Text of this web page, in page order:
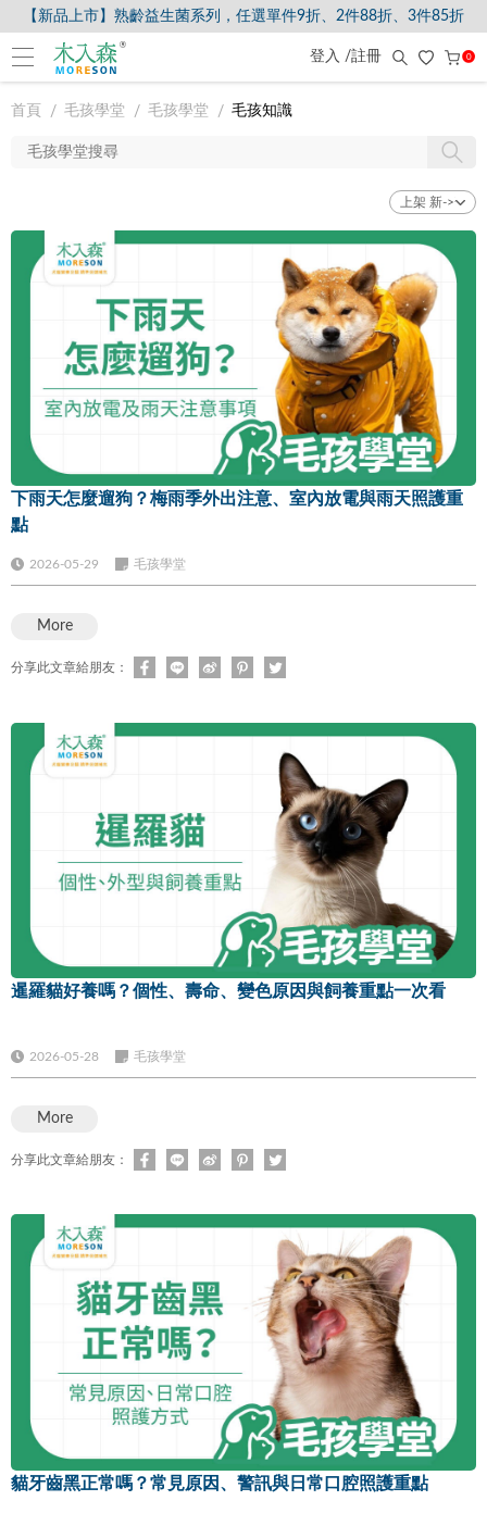
【新品上市】熟齡益生菌系列，任選單件9折、2件88折、3件85折
登入 /註冊 0
首頁 毛孩學堂 毛孩學堂 毛孩知識
下雨天怎麼遛狗？梅雨季外出注意、室內放電與雨天照護重
點
2026-05-29 毛孩學堂
More
分享此文章給朋友：
暹羅貓好養嗎？個性、壽命、變色原因與飼養重點一次看
2026-05-28 毛孩學堂
More
分享此文章給朋友：
貓牙齒黑正常嗎？常見原因、警訊與日常口腔照護重點